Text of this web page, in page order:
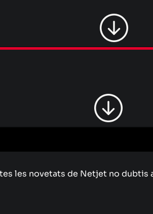
les novetats de Netjet no dubtis